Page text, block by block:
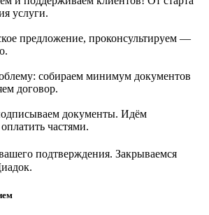
услуги.
предложение, проконсультируем —
собираем минимум документов
договор.
документы. Идём
частями.
подтверждения. Закрываемся